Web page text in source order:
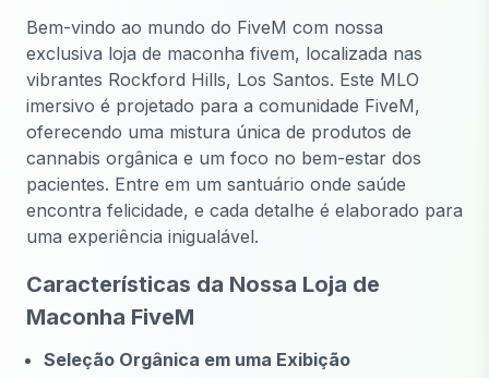
Bem-vindo ao mundo do FiveM com nossa
exclusiva loja de maconha fivem, localizada nas
vibrantes Rockford Hills, Los Santos. Este MLO
imersivo é projetado para a comunidade FiveM,
oferecendo uma mistura única de produtos de
cannabis orgânica e um foco no bem-estar dos
pacientes. Entre em um santuário onde saúde
encontra felicidade, e cada detalhe é elaborado para
uma experiência inigualável.
Características da Nossa Loja de
Maconha FiveM
Seleção Orgânica em uma Exibição